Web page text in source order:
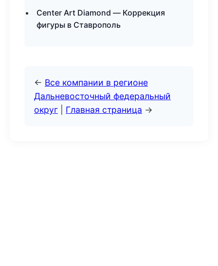
Center Art Diamond — Коррекция
фигуры в Ставрополь
← Все компании в регионе
Дальневосточный федеральный
округ
Главная страница →